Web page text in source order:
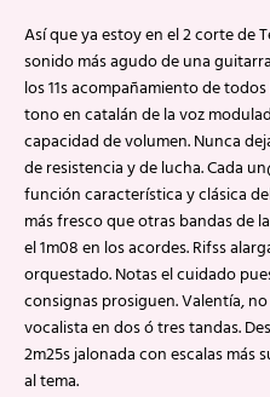
Así que ya estoy en el 2 corte de
sonido más agudo de una
los 11s acompañamiento de
tono en catalán de la voz
capacidad de volumen. Nunca
de resistencia y de lucha. Cada
función característica y clásica
más fresco que otras bandas de
el 1m08 en los acordes. Rifss
orquestado. Notas el cuidado
consignas prosiguen. Valentía,
vocalista en dos ó tres tandas.
2m25s jalonada con escalas más
al tema.